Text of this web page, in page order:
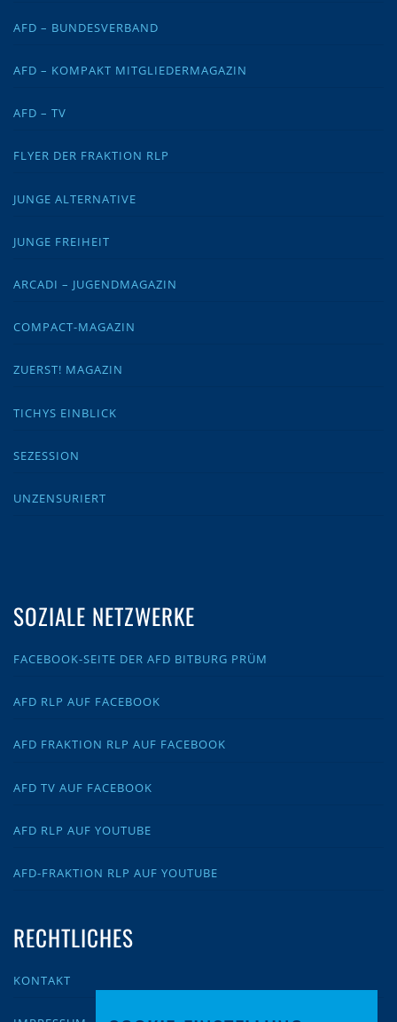
AFD – BUNDESVERBAND
AFD – KOMPAKT MITGLIEDERMAGAZIN
AFD – TV
FLYER DER FRAKTION RLP
JUNGE ALTERNATIVE
JUNGE FREIHEIT
ARCADI – JUGENDMAGAZIN
COMPACT-MAGAZIN
ZUERST! MAGAZIN
TICHYS EINBLICK
SEZESSION
UNZENSURIERT
SOZIALE NETZWERKE
FACEBOOK-SEITE DER AFD BITBURG PRÜM
AFD RLP AUF FACEBOOK
AFD FRAKTION RLP AUF FACEBOOK
AFD TV AUF FACEBOOK
AFD RLP AUF YOUTUBE
AFD-FRAKTION RLP AUF YOUTUBE
RECHTLICHES
KONTAKT